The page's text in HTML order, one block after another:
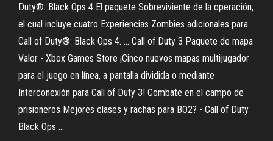
Duty®: Black Ops 4 El paquete Sobreviviente de la operación,
el cual incluye cuatro Experiencias Zombies adicionales para
Call of Duty®: Black Ops 4. ... Call of Duty 3 Paquete de mapa
Valor - Xbox Games Store ¡Cinco nuevos mapas multijugador
para el juego en línea, a pantalla dividida o mediante
Interconexión para Call of Duty 3! Combate en el campo de
prisioneros Mejores clases y rachas para BO2? - Call of Duty
Black Ops ...